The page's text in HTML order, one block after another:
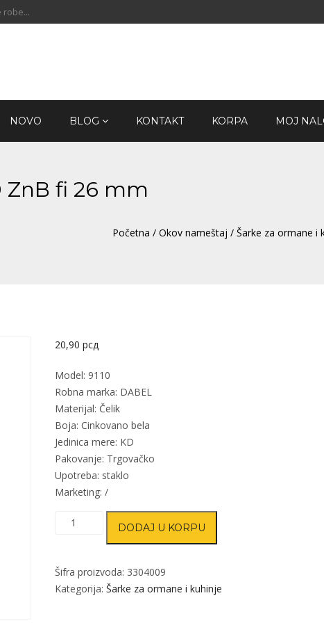
robe...
NOVO BLOG KONTAKT KORPA MOJ
ZnB fi 26 mm
Početna / Okov nameštaj / Šarke za ormane i
20,90 рсд
Model: 9110
Robna marka: DABEL
Materijal: Čelik
Boja: Cinkovano bela
Jedinica mere: KD
Pakovanje: Trgovačko
Upotreba: staklo
Marketing: /
Šarka
staklo
9110
DODAJ U KORPU
Šifra proizvoda: 3304009
Kategorija: Šarke za ormane i kuhinje